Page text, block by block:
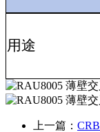
用途
上一篇：